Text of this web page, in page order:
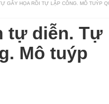
GÂY HỌA RỒI TỰ LẬP CÔNG. MÔ TUÝP
tự diễn. Tự
Mô tuýp